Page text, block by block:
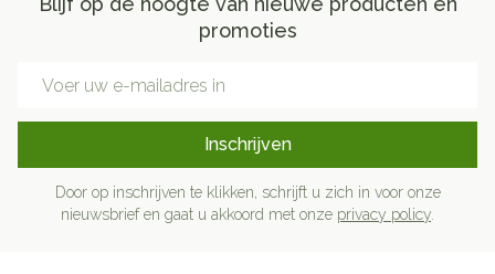
promoties
Inschrijven
Door op inschrijven te klikken, schrijft u zich in voor onze
nieuwsbrief en gaat u akkoord met onze privacy policy